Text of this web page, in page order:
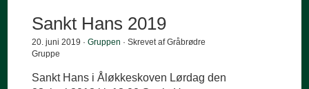
Sankt Hans 2019
20. juni 2019 ·Gruppen · Skrevet af Gråbrødre
Gruppe
Sankt Hans i Åløkkeskoven Lørdag den